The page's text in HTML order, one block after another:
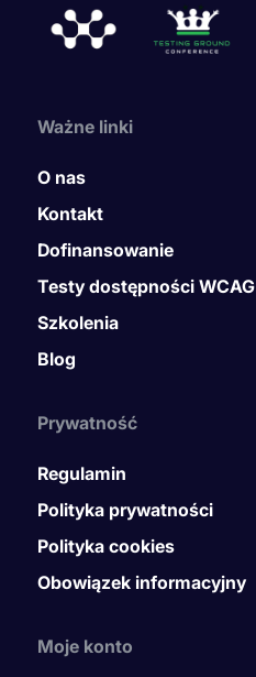
Ważne linki
O nas
Kontakt
Dofinansowanie
Testy dostępności WCAG
Szkolenia
Blog
Prywatność
Regulamin
Polityka prywatności
Polityka cookies
Obowiązek informacyjny
Moje konto